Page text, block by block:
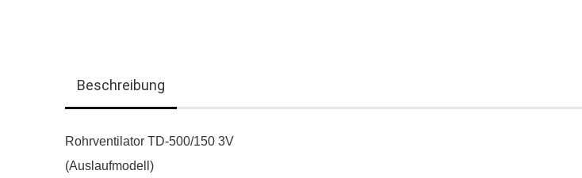
Beschreibung
Rohrventilator TD-500/150 3V
(Auslaufmodell)